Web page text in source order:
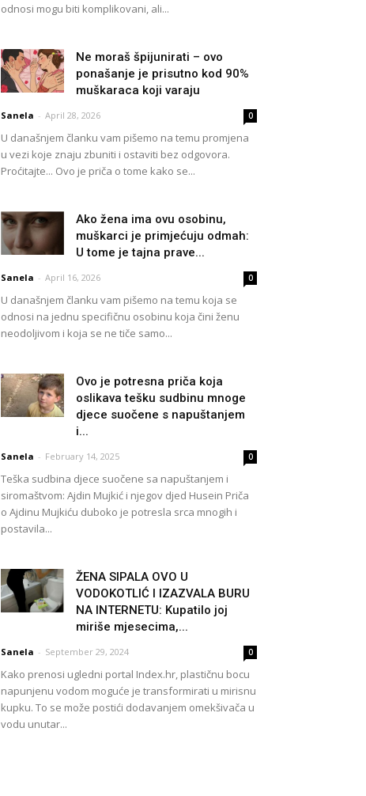
odnosi mogu biti komplikovani, ali...
Ne moraš špijunirati – ovo
ponašanje je prisutno kod 90%
muškaraca koji varaju
Sanela - April 28, 2026 0
U današnjem članku vam pišemo na temu promjena
u vezi koje znaju zbuniti i ostaviti bez odgovora.
Proćitajte... Ovo je priča o tome kako se...
Ako žena ima ovu osobinu,
muškarci je primjećuju odmah:
U tome je tajna prave...
Sanela - April 16, 2026 0
U današnjem članku vam pišemo na temu koja se
odnosi na jednu specifičnu osobinu koja čini ženu
neodoljivom i koja se ne tiče samo...
Ovo je potresna priča koja
oslikava tešku sudbinu mnoge
djece suočene s napuštanjem
i...
Sanela - February 14, 2025 0
Teška sudbina djece suočene sa napuštanjem i
siromaštvom: Ajdin Mujkić i njegov djed Husein Priča
o Ajdinu Mujkiću duboko je potresla srca mnogih i
postavila...
ŽENA SIPALA OVO U
VODOKOTLIĆ I IZAZVALA BURU
NA INTERNETU: Kupatilo joj
miriše mjesecima,...
Sanela - September 29, 2024 0
Kako prenosi ugledni portal Index.hr, plastičnu bocu
napunjenu vodom moguće je transformirati u mirisnu
kupku. To se može postići dodavanjem omekšivača u
vodu unutar...